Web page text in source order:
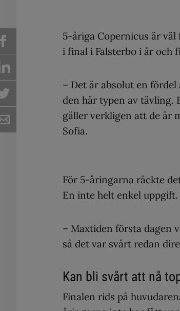
5-åriga Copernicus är
i final i Falsterbo i år och
– Det är absolut en
den här typen av tävling.
gäller verkligen att de är
Sofia.
För 5-åringarna räckte
En inte helt enkel uppgift.
– Maxtiden första dagen
så det var svårt redan
Kan bli svårt att nå
Finalen rids på